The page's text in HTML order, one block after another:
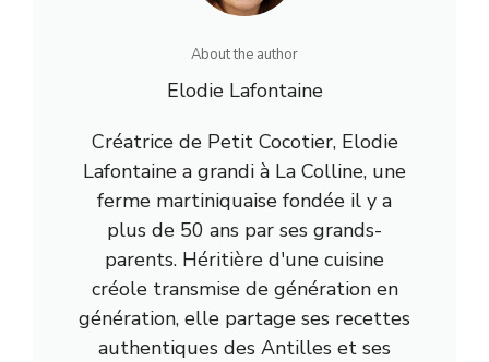
About the author
Elodie Lafontaine
Créatrice de Petit Cocotier, Elodie
Lafontaine a grandi à La Colline, une
ferme martiniquaise fondée il y a
plus de 50 ans par ses grands-
parents. Héritière d'une cuisine
créole transmise de génération en
génération, elle partage ses recettes
authentiques des Antilles et ses